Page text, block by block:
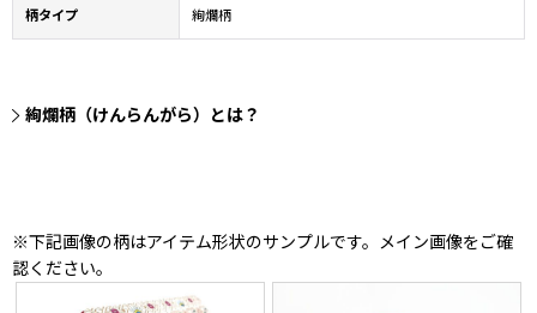
柄タイプ 絢爛柄
絢爛柄（けんらんがら）とは？
※下記画像の柄はアイテム形状のサンプルです。メイン画像をご確
認ください。